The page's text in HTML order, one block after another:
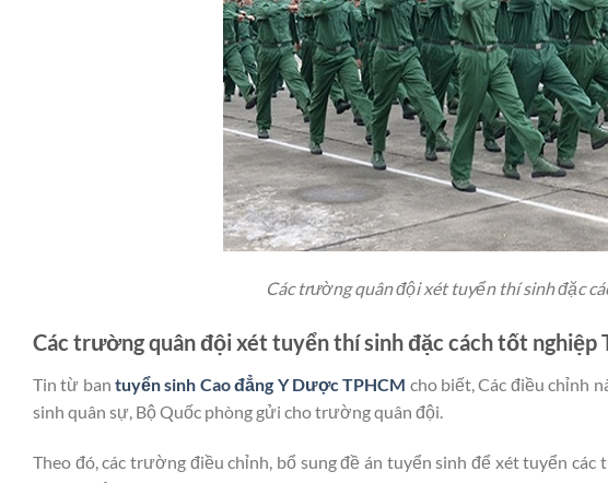
Các trường quân đội xét tuyển thí sinh đặc
Các trường quân đội xét tuyển thí sinh đặc cách tốt nghiệp
Tin từ bantuyển sinh Cao đẳng Y Dược TPHCM cho biết, Các điều chỉnh
sinh quân sự, Bộ Quốc phòng gửi cho trường quân đội.
Theo đó, các trường điều chỉnh, bổ sung đề án tuyển sinh để xét tuyển